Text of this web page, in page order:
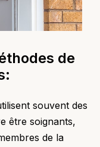
de
souvent des
être soignants,
de la